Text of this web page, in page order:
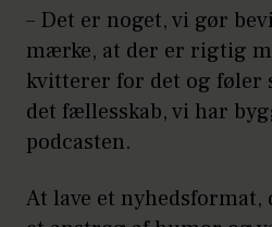
– Det er noget, vi gør
mærke, at der er rigtig
kvitterer for det og føler
det fællesskab, vi har
podcasten.
At lave et nyhedsformat,